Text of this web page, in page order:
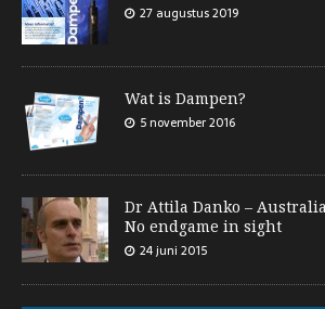
27 augustus 2019
Wat is Dampen?
5 november 2016
Dr Attila Danko –
No endgame in sight
24 juni 2015